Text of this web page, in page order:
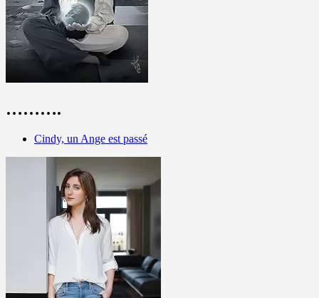
……….
Cindy, un Ange est passé